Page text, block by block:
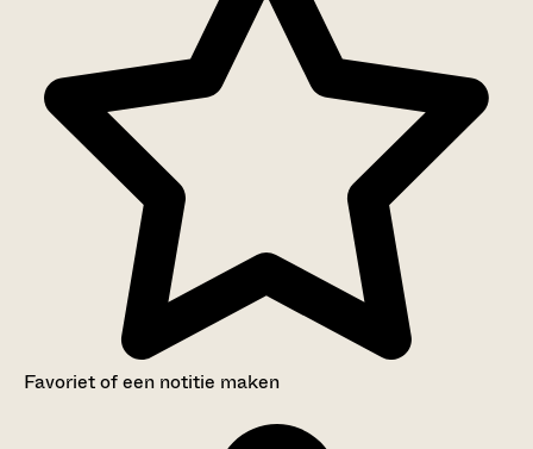
Favoriet of een notitie maken